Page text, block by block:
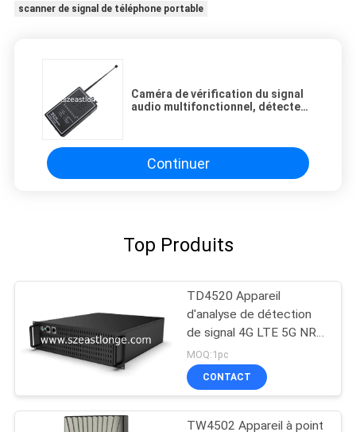
scanner de signal de téléphone portable
Caméra de vérification du signal
audio multifonctionnel, détecteur
Continuer
Top Produits
TD4520 Appareil
d'analyse de détection
de signal 4G LTE 5G NR
monté sur véhicule
MOQ:1pc
CONTACT
TW4502 Appareil à point